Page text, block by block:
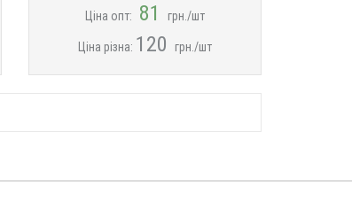
Ціна опт: 81 грн./шт
Ціна різна: 120 грн./шт